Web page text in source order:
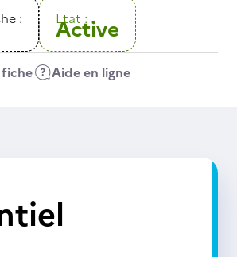
: Etat :
Active
Aide en ligne